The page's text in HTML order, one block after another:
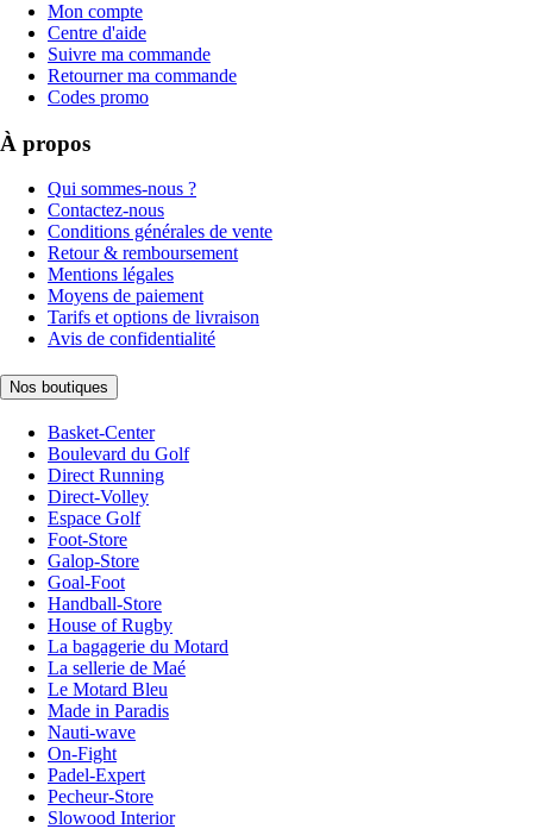
Mon compte
Centre d'aide
Suivre ma commande
Retourner ma commande
Codes promo
À propos
Qui sommes-nous ?
Contactez-nous
Conditions générales de vente
Retour & remboursement
Mentions légales
Moyens de paiement
Tarifs et options de livraison
Avis de confidentialité
Nos boutiques
Basket-Center
Boulevard du Golf
Direct Running
Direct-Volley
Espace Golf
Foot-Store
Galop-Store
Goal-Foot
Handball-Store
House of Rugby
La bagagerie du Motard
La sellerie de Maé
Le Motard Bleu
Made in Paradis
Nauti-wave
On-Fight
Padel-Expert
Pecheur-Store
Slowood Interior